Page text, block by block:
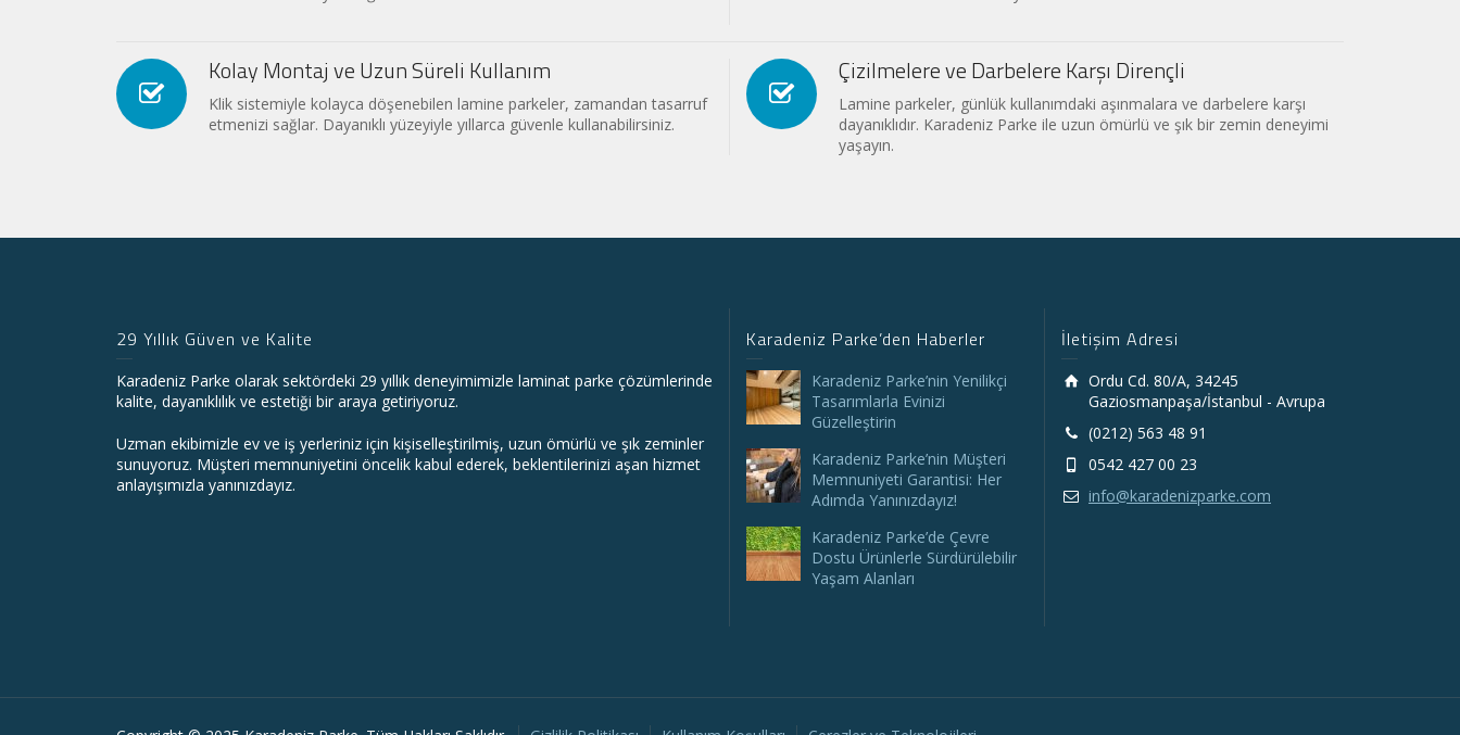
Kolay Montaj ve Uzun Süreli Kullanım
Klik sistemiyle kolayca döşenebilen lamine parkeler, zamandan tasarruf
etmenizi sağlar. Dayanıklı yüzeyiyle yıllarca güvenle kullanabilirsiniz.
Çizilmelere ve Darbelere Karşı Dirençli
Lamine parkeler, günlük kullanımdaki aşınmalara ve darbelere karşı
dayanıklıdır. Karadeniz Parke ile uzun ömürlü ve şık bir zemin deneyimi
yaşayın.
29 Yıllık Güven ve Kalite
Karadeniz Parke olarak sektördeki 29 yıllık deneyimimizle laminat parke çözümlerinde
kalite, dayanıklılık ve estetiği bir araya getiriyoruz.
Uzman ekibimizle ev ve iş yerleriniz için kişiselleştirilmiş, uzun ömürlü ve şık zeminler
sunuyoruz. Müşteri memnuniyetini öncelik kabul ederek, beklentilerinizi aşan hizmet
anlayışımızla yanınızdayız.
Karadeniz Parke’den Haberler
Karadeniz Parke’nin Yenilikçi
Tasarımlarla Evinizi
Güzelleştirin
Karadeniz Parke’nin Müşteri
Memnuniyeti Garantisi: Her
Adımda Yanınızdayız!
Karadeniz Parke’de Çevre
Dostu Ürünlerle Sürdürülebilir
Yaşam Alanları
İletişim Adresi
Ordu Cd. 80/A, 34245
Gaziosmanpaşa/İstanbul - Avrupa
(0212) 563 48 91
0542 427 00 23
info@karadenizparke.com